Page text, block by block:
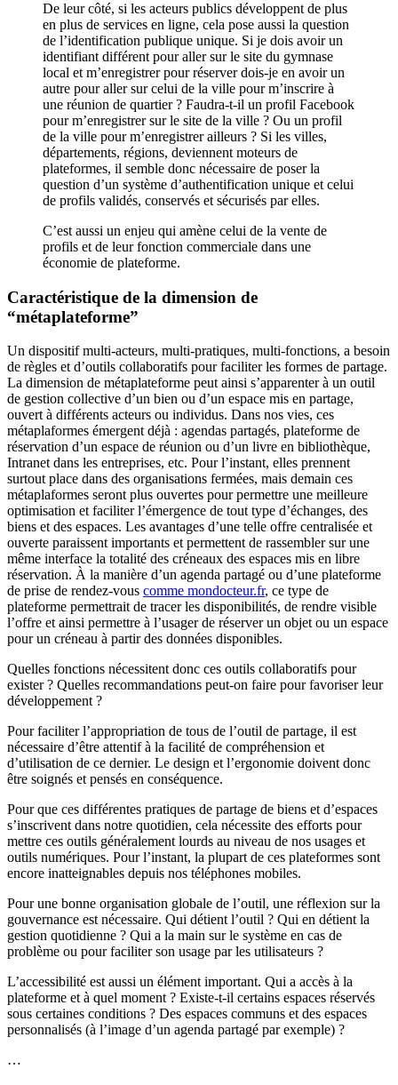
De leur côté, si les acteurs publics développent de plus
en plus de services en ligne, cela pose aussi la question
de l’identification publique unique. Si je dois avoir un
identifiant différent pour aller sur le site du gymnase
local et m’enregistrer pour réserver dois-je en avoir un
autre pour aller sur celui de la ville pour m’inscrire à
une réunion de quartier ? Faudra-t-il un profil Facebook
pour m’enregistrer sur le site de la ville ? Ou un profil
de la ville pour m’enregistrer ailleurs ? Si les villes,
départements, régions, deviennent moteurs de
plateformes, il semble donc nécessaire de poser la
question d’un système d’authentification unique et celui
de profils validés, conservés et sécurisés par elles.
C’est aussi un enjeu qui amène celui de la vente de
profils et de leur fonction commerciale dans une
économie de plateforme.
Caractéristique de la dimension de
“métaplateforme”
Un dispositif multi-acteurs, multi-pratiques, multi-fonctions, a besoin
de règles et d’outils collaboratifs pour faciliter les formes de partage.
La dimension de métaplateforme peut ainsi s’apparenter à un outil
de gestion collective d’un bien ou d’un espace mis en partage,
ouvert à différents acteurs ou individus. Dans nos vies, ces
métaplaformes émergent déjà : agendas partagés, plateforme de
réservation d’un espace de réunion ou d’un livre en bibliothèque,
Intranet dans les entreprises, etc. Pour l’instant, elles prennent
surtout place dans des organisations fermées, mais demain ces
métaplaformes seront plus ouvertes pour permettre une meilleure
optimisation et faciliter l’émergence de tout type d’échanges, des
biens et des espaces. Les avantages d’une telle offre centralisée et
ouverte paraissent importants et permettent de rassembler sur une
même interface la totalité des créneaux des espaces mis en libre
réservation. À la manière d’un agenda partagé ou d’une plateforme
de prise de rendez-vous comme mondocteur.fr, ce type de
plateforme permettrait de tracer les disponibilités, de rendre visible
l’offre et ainsi permettre à l’usager de réserver un objet ou un espace
pour un créneau à partir des données disponibles.
Quelles fonctions nécessitent donc ces outils collaboratifs pour
exister ? Quelles recommandations peut-on faire pour favoriser leur
développement ?
Pour faciliter l’appropriation de tous de l’outil de partage, il est
nécessaire d’être attentif à la facilité de compréhension et
d’utilisation de ce dernier. Le design et l’ergonomie doivent donc
être soignés et pensés en conséquence.
Pour que ces différentes pratiques de partage de biens et d’espaces
s’inscrivent dans notre quotidien, cela nécessite des efforts pour
mettre ces outils généralement lourds au niveau de nos usages et
outils numériques. Pour l’instant, la plupart de ces plateformes sont
encore inatteignables depuis nos téléphones mobiles.
Pour une bonne organisation globale de l’outil, une réflexion sur la
gouvernance est nécessaire. Qui détient l’outil ? Qui en détient la
gestion quotidienne ? Qui a la main sur le système en cas de
problème ou pour faciliter son usage par les utilisateurs ?
L’accessibilité est aussi un élément important. Qui a accès à la
plateforme et à quel moment ? Existe-t-il certains espaces réservés
sous certaines conditions ? Des espaces communs et des espaces
personnalisés (à l’image d’un agenda partagé par exemple) ?
…